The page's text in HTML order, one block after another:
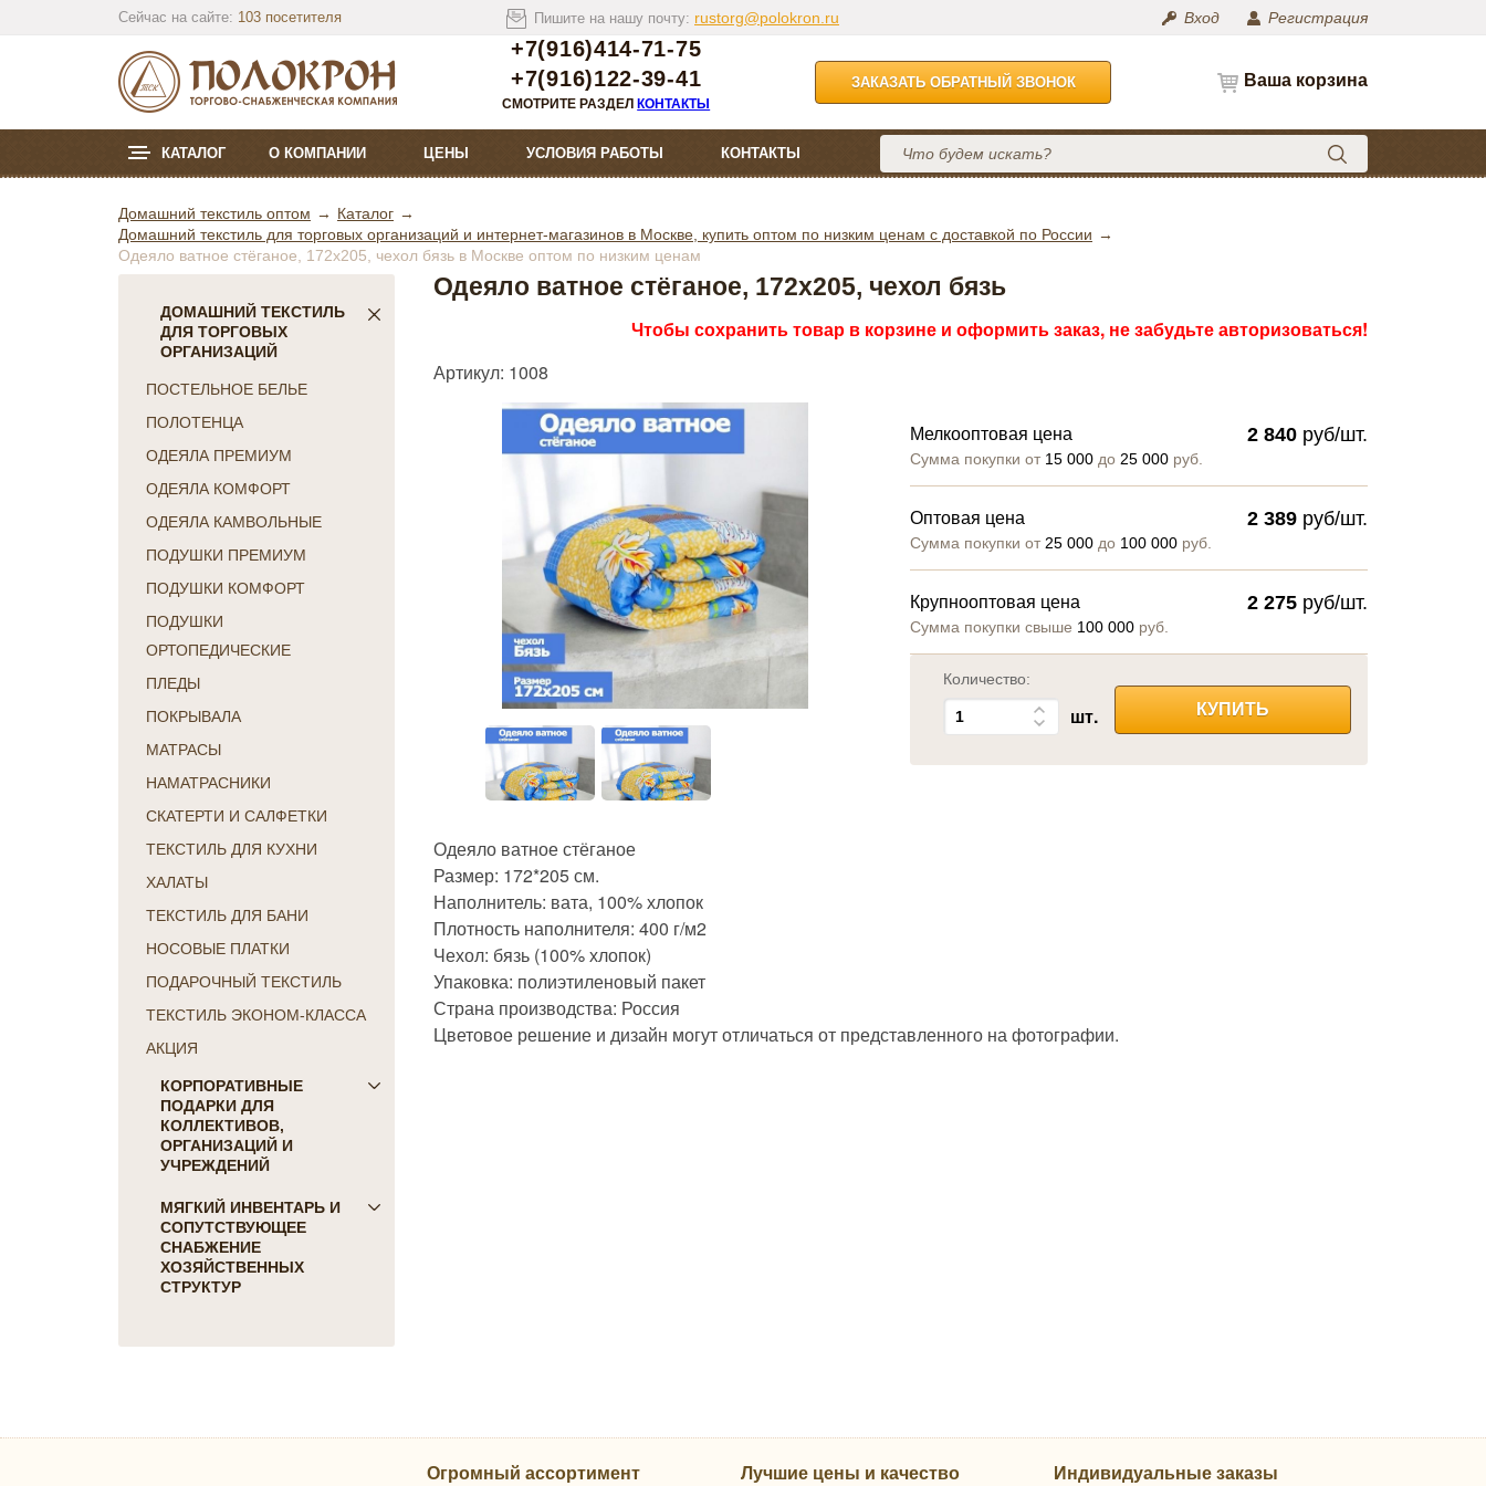
Сейчас на сайте: 103 посетителя Пишите на нашу почту: rustorg@polokron.ru Вход Регистрация
+7(916)414-71-75
+7(916)122-39-41
СМОТРИТЕ РАЗДЕЛКОНТАКТЫ
ЗАКАЗАТЬ ОБРАТНЫЙ ЗВОНОК Ваша корзина
КАТАЛОГ О КОМПАНИИ ЦЕНЫ УСЛОВИЯ РАБОТЫ КОНТАКТЫ
Домашний текстиль оптом
Каталог
Домашний текстиль для торговых организаций и интернет-магазинов в Москве, купить оптом по низким ценам с доставкой по России
Одеяло ватное стёганое, 172х205, чехол бязь в Москве оптом по низким ценам
ДОМАШНИЙ ТЕКСТИЛЬ
ДЛЯ ТОРГОВЫХ
ОРГАНИЗАЦИЙ
ПОСТЕЛЬНОЕ БЕЛЬЕ
ПОЛОТЕНЦА
ОДЕЯЛА ПРЕМИУМ
ОДЕЯЛА КОМФОРТ
ОДЕЯЛА КАМВОЛЬНЫЕ
ПОДУШКИ ПРЕМИУМ
ПОДУШКИ КОМФОРТ
ПОДУШКИ
ОРТОПЕДИЧЕСКИЕ
ПЛЕДЫ
ПОКРЫВАЛА
МАТРАСЫ
НАМАТРАСНИКИ
СКАТЕРТИ И САЛФЕТКИ
ТЕКСТИЛЬ ДЛЯ КУХНИ
ХАЛАТЫ
ТЕКСТИЛЬ ДЛЯ БАНИ
НОСОВЫЕ ПЛАТКИ
ПОДАРОЧНЫЙ ТЕКСТИЛЬ
ТЕКСТИЛЬ ЭКОНОМ-КЛАССА
АКЦИЯ
КОРПОРАТИВНЫЕ
ПОДАРКИ ДЛЯ
КОЛЛЕКТИВОВ,
ОРГАНИЗАЦИЙ И
УЧРЕЖДЕНИЙ
ПОДАРКИ ДЛЯ КОГО:
Женщинам
Коллегам
Мужчинам
День Победы
МЯГКИЙ ИНВЕНТАРЬ И
СОПУТСТВУЮЩЕЕ
СНАБЖЕНИЕ
ХОЗЯЙСТВЕННЫХ
СТРУКТУР
Одеяло ватное стёганое, 172х205, чехол бязь
Чтобы сохранить товар в корзине и оформить заказ, не забудьте авторизоваться!
Артикул: 1008
Мелкооптовая цена
Сумма покупки от 15 000до 25 000руб.
2 840 руб/шт.
Оптовая цена
Сумма покупки от 25 000до 100 000руб.
2 389 руб/шт.
Крупнооптовая цена
Сумма покупки свыше 100 000руб.
2 275 руб/шт.
Количество:
шт. КУПИТЬ
Одеяло ватное стёганое
Размер: 172*205 см.
Наполнитель: вата, 100% хлопок
Плотность наполнителя: 400 г/м2
Чехол: бязь (100% хлопок)
Упаковка: полиэтиленовый пакет
Страна производства: Россия
Цветовое решение и дизайн могут отличаться от представленного на фотографии.
Огромный ассортимент Лучшие цены и качество Индивидуальные заказы